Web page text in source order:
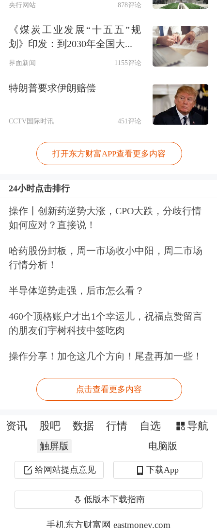
天融信表示，公司已将量子密码通信、
量子密码认证、量子密码签名、量子密
钥生成等研究成果应用于各类产品中。
互连产品已用于“墨子号”量子通信卫
星。
雄帝科技表示，公司主要聚焦于量子加
密通信和后量子密码方面的研究，致力
于开发基于量子密钥与安全芯片的高安
全及 数据要素类产品。
要聚焦量子密钥分发技术的研发、生产
量子信息技术是构建新质生产力推动高
质量发展的重要方向，已成为大国博弈
新战场，各国政府与企业加速布局。
从国内政策来看，我国在“十四五”规划
中就提出“瞄准人工智能、量子信息、
集成电路、生命健康、脑科学、生物育
央行网站 878评论
《煤炭工业发展“十五五”规
划》印发：到2030年全国大...
界面新闻 1155评论
特朗普要求伊朗赔偿
CCTV国际时讯 451评论
打开东方财富APP查看更多内容
24小时点击排行
操作丨创新药逆势大涨，CPO大跌，分歧行情
如何应对？直接说！
哈药股份封板，周一市场收小中阳，周二市场
行情分析！
半导体逆势走强，后市怎么看？
460个顶格账户才出1个幸运儿，祝福点赞留言
的朋友们宇树科技中签吃肉
操作分享！加仓这几个方向！尾盘再加一些！
点击查看更多内容
资讯 股吧 数据 行情 自选 导航
触屏版 电脑版
给网站提点意见 下载App
低版本下载指南
手机东方财富网 eastmoney.com